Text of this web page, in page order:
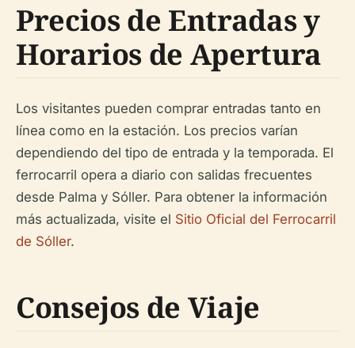
Precios de Entradas y
Horarios de Apertura
Los visitantes pueden comprar entradas tanto en
línea como en la estación. Los precios varían
dependiendo del tipo de entrada y la temporada. El
ferrocarril opera a diario con salidas frecuentes
desde Palma y Sóller. Para obtener la información
más actualizada, visite el Sitio Oficial del Ferrocarril
de Sóller.
Consejos de Viaje